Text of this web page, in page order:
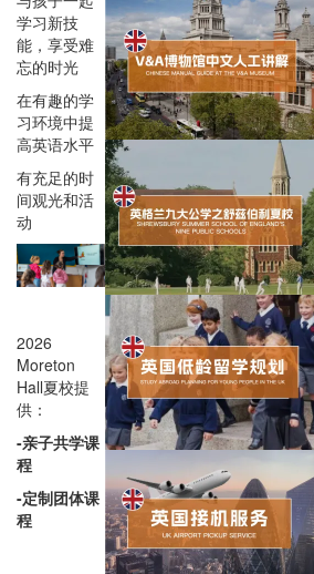
学习新技
能，享受难
忘的时光
在有趣的学
习环境中提
高英语水平
有充足的时
间观光和活
动
2026
Moreton
Hall夏校提
供：
-亲子共学课
程
-定制团体课
程